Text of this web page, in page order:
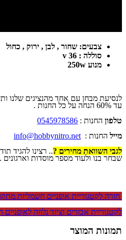
צבעים: שחור , לבן , ירוק , כחול
סוללה : 36 v
מנוע 250w
לנסיעת מבחן עם אחד מהנציגים שלנו
עד 60% הנחה על כל החנות .
טלפון החנות : 0545978586
מייל החנות :info@hobbynitro.net
לגבי השוואת מחירים ?.. רצינו להגיד
שבחר בנו ולעוד מספר מוסדות וארגונים .
חזרה לקטגוריית אופניים חשמליות
לקטגוריית אבזרים וציוד נלווה
תמונות המוצר